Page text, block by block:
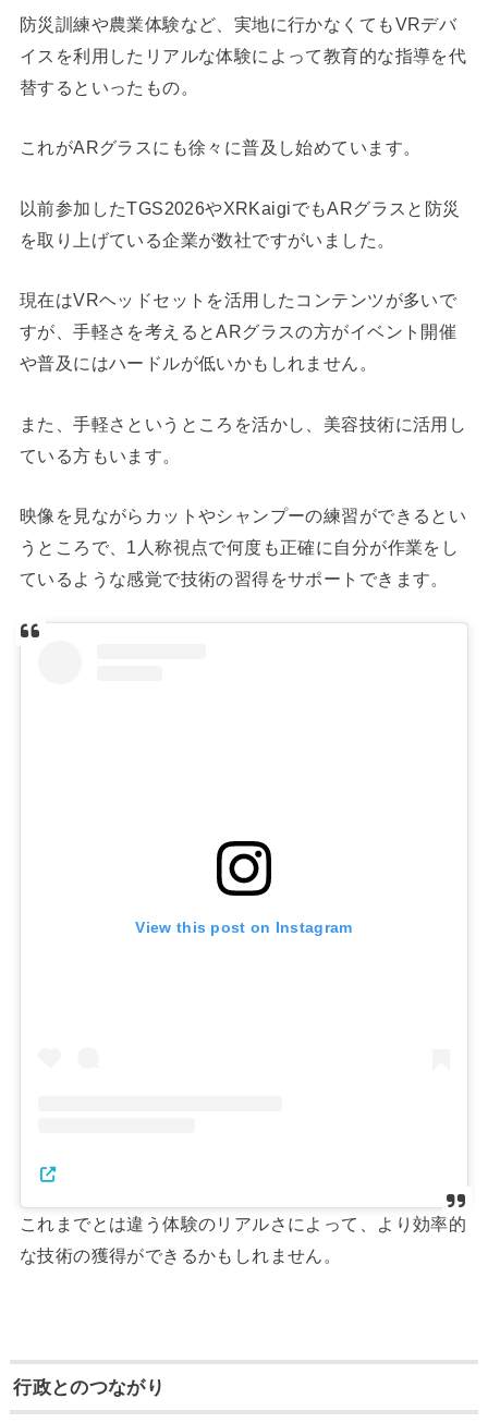
防災訓練や農業体験など、実地に行かなくてもVRデバ
イスを利用したリアルな体験によって教育的な指導を代
替するといったもの。
これがARグラスにも徐々に普及し始めています。
以前参加したTGS2026やXRKaigiでもARグラスと防災
を取り上げている企業が数社ですがいました。
現在はVRヘッドセットを活用したコンテンツが多いで
すが、手軽さを考えるとARグラスの方がイベント開催
や普及にはハードルが低いかもしれません。
また、手軽さというところを活かし、美容技術に活用し
ている方もいます。
映像を見ながらカットやシャンプーの練習ができるとい
うところで、1人称視点で何度も正確に自分が作業をし
ているような感覚で技術の習得をサポートできます。
View this post on Instagram
これまでとは違う体験のリアルさによって、より効率的
な技術の獲得ができるかもしれません。
行政とのつながり